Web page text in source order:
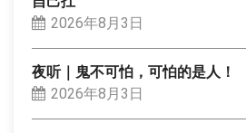
2026年8月3日
夜听｜鬼不可怕，可怕的是人！
2026年8月3日